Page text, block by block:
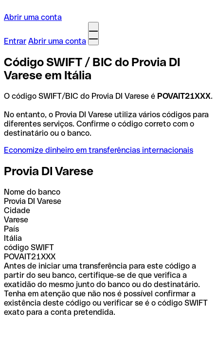
Abrir uma conta
Entrar Abrir uma conta
Código SWIFT / BIC do Provia DI
Varese em Itália
O código SWIFT/BIC do Provia DI Varese é POVAIT21XXX.
No entanto, o Provia DI Varese utiliza vários códigos para
diferentes serviços. Confirme o código correto com o
destinatário ou o banco.
Economize dinheiro em transferências internacionais
Provia DI Varese
Nome do banco
Provia DI Varese
Cidade
Varese
País
Itália
código SWIFT
POVAIT21XXX
Antes de iniciar uma transferência para este código a
partir do seu banco, certifique-se de que verifica a
exatidão do mesmo junto do banco ou do destinatário.
Tenha em atenção que não nos é possível confirmar a
existência deste código ou verificar se é o código SWIFT
exato para a conta pretendida.